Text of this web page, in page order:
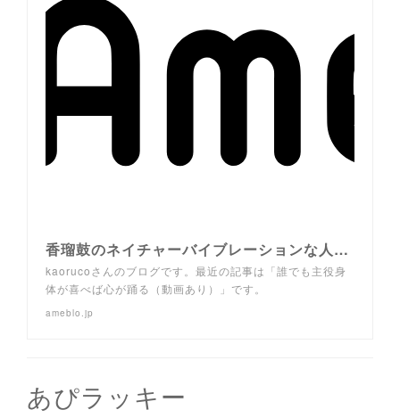
香瑠鼓のネイチャーバイブレーションな人々 ～夢と勇気と、ほんの少しの奇跡～
kaorucoさんのブログです。最近の記事は「誰でも主役身
体が喜べば心が踊る（動画あり）」です。
ameblo.jp
あぴラッキー